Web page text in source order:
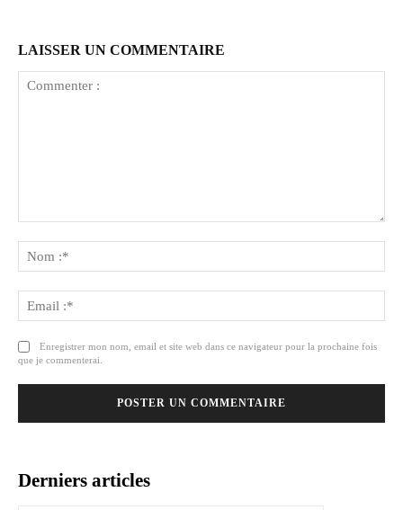
LAISSER UN COMMENTAIRE
:
Enregistrer mon nom, email et site web dans ce navigateur pour la prochaine fois
que je commenterai.
Derniers articles